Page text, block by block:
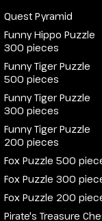
Quest Pyramid
Funny Hippo Puzzle
300 pieces
Funny Tiger Puzzle
500 pieces
Funny Tiger Puzzle
300 pieces
Funny Tiger Puzzle
200 pieces
Fox Puzzle 500
Fox Puzzle 300
Fox Puzzle 200
Pirate's Treasure